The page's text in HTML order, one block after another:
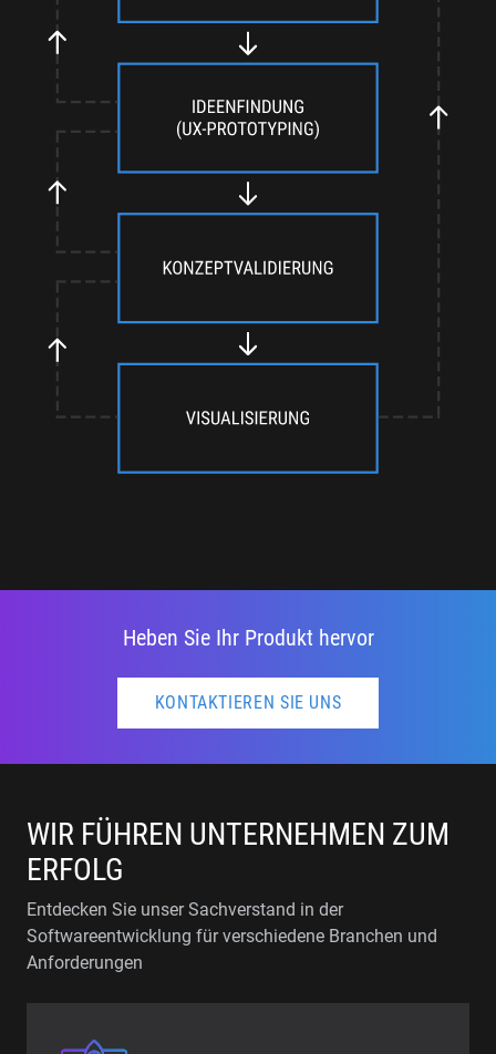
Heben Sie Ihr Produkt hervor
KONTAKTIEREN SIE UNS
WIR FÜHREN UNTERNEHMEN ZUM
ERFOLG
Entdecken Sie unser Sachverstand in der
Softwareentwicklung für verschiedene Branchen und
Anforderungen